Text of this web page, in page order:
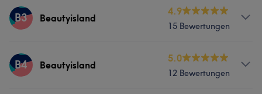
Haarentfernung Kosmetische Zahnmedizin
Services
Haarentfernung Kosmetische Zahnmedizin
B3 Beautyisland
4.9
15 Bewertungen
Services
B4 Beautyisland
5.0
12 Bewertungen